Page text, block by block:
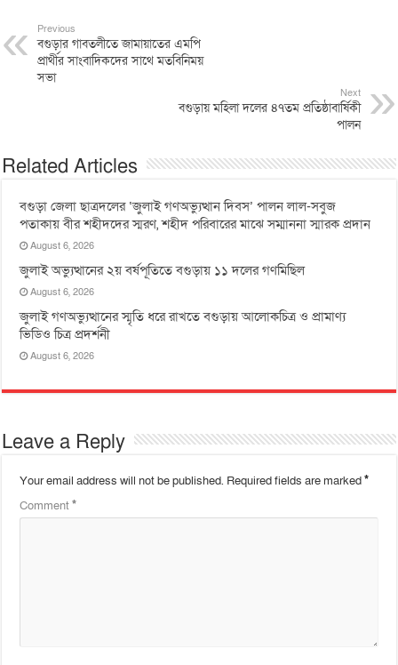
Previous
বগুড়ার গাবতলীতে জামায়াতের এমপি
প্রার্থীর সাংবাদিকদের সাথে মতবিনিময়
সভা
Next
বগুড়ায় মহিলা দলের ৪৭তম প্রতিষ্ঠাবার্ষিকী
পালন
Related Articles
বগুড়া জেলা ছাত্রদলের ‘জুলাই গণঅভ্যুত্থান দিবস’ পালন লাল-সবুজ
পতাকায় বীর শহীদদের স্মরণ, শহীদ পরিবারের মাঝে সম্মাননা স্মারক প্রদান
August 6, 2026
জুলাই অভ্যুত্থানের ২য় বর্ষপূতিতে বগুড়ায় ১১ দলের গণমিছিল
August 6, 2026
জুলাই গণঅভ্যুত্থানের স্মৃতি ধরে রাখতে বগুড়ায় আলোকচিত্র ও প্রামাণ্য
ভিডিও চিত্র প্রদর্শনী
August 6, 2026
Leave a Reply
Your email address will not be published. Required fields are marked*
Comment*